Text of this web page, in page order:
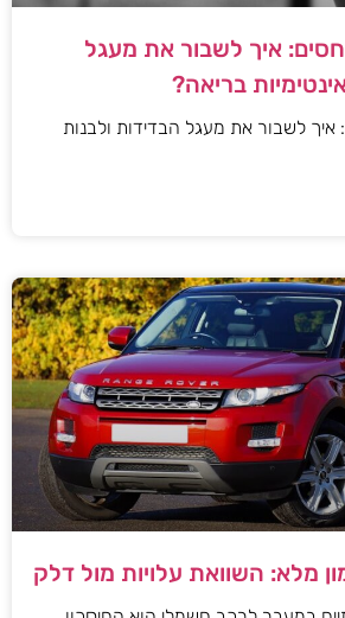
איך לשבור את מעגל
בריאה?
איך לשבור את מעגל הבדידות ולבנות
מלא: השוואת עלויות מול דלק